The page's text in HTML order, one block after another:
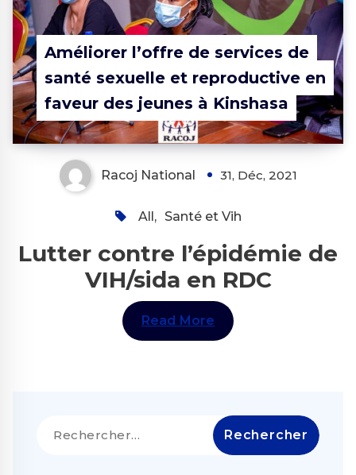
Améliorer l’offre de services de
santé sexuelle et reproductive en
faveur des jeunes à Kinshasa
Racoj National 31, Déc, 2021
All, Santé et Vih
Lutter contre l’épidémie de
VIH/sida en RDC
Read More